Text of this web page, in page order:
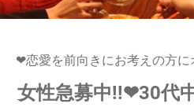
❤恋愛を前向きにお考えの方
女性急募中!!❤30代